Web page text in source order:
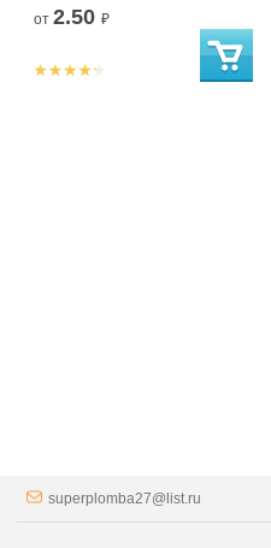
от 2.50 ₽
superplomba27@list.ru